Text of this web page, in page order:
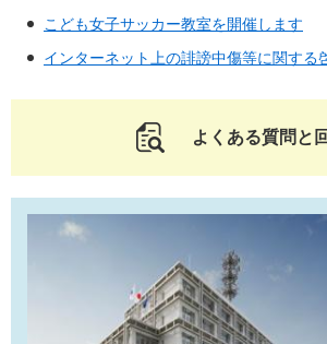
こども女子サッカー教室を開催します
インターネット上の誹謗中傷等に関する
よくある質問と